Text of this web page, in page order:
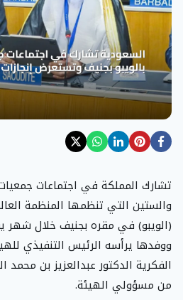
تشارك المملكة في اجتماعات جمعيات
والستين التي تنظمها المنظمة
(الويبو) في مقره بجنيف خلال شهر
ووفدها يرأسه الرئيس التنفيذي
الفكرية الدكتور عبدالعزيز بن
من مسؤولي الهيئة.